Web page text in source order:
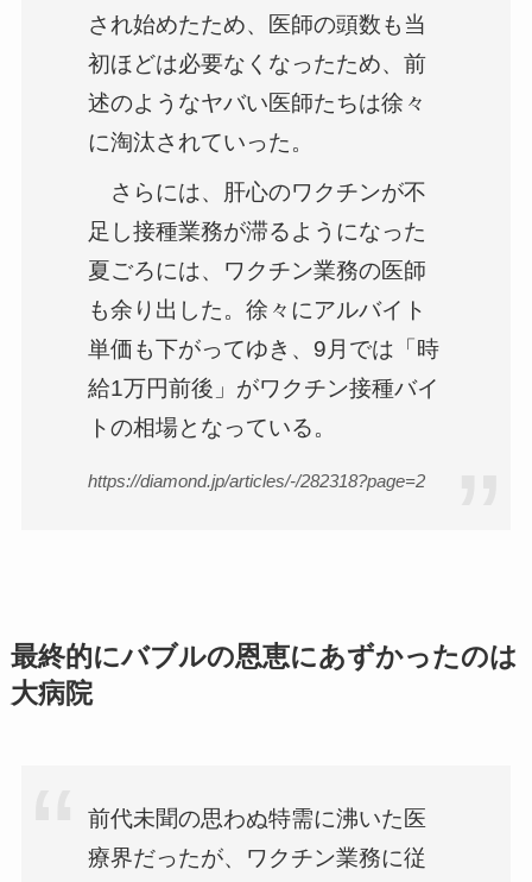
され始めたため、医師の頭数も当
初ほどは必要なくなったため、前
述のようなヤバい医師たちは徐々
に淘汰されていった。
さらには、肝心のワクチンが不
足し接種業務が滞るようになった
夏ごろには、ワクチン業務の医師
も余り出した。徐々にアルバイト
単価も下がってゆき、9月では「時
給1万円前後」がワクチン接種バイ
トの相場となっている。
https://diamond.jp/articles/-/282318?page=2
最終的にバブルの恩恵にあずかったのは
大病院
前代未聞の思わぬ特需に沸いた医
療界だったが、ワクチン業務に従